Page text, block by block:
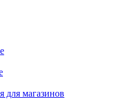
для магазинов